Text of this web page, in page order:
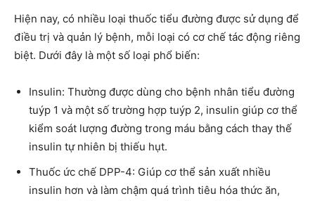
Hiện nay, có nhiều loại thuốc tiểu đường được sử dụng để
điều trị và quản lý bệnh, mỗi loại có cơ chế tác động riêng
biệt. Dưới đây là một số loại phổ biến:
Insulin: Thường được dùng cho bệnh nhân tiểu đường
tuýp 1 và một số trường hợp tuýp 2, insulin giúp cơ thể
kiểm soát lượng đường trong máu bằng cách thay thế
insulin tự nhiên bị thiếu hụt.
Thuốc ức chế DPP-4: Giúp cơ thể sản xuất nhiều
insulin hơn và làm chậm quá trình tiêu hóa thức ăn,